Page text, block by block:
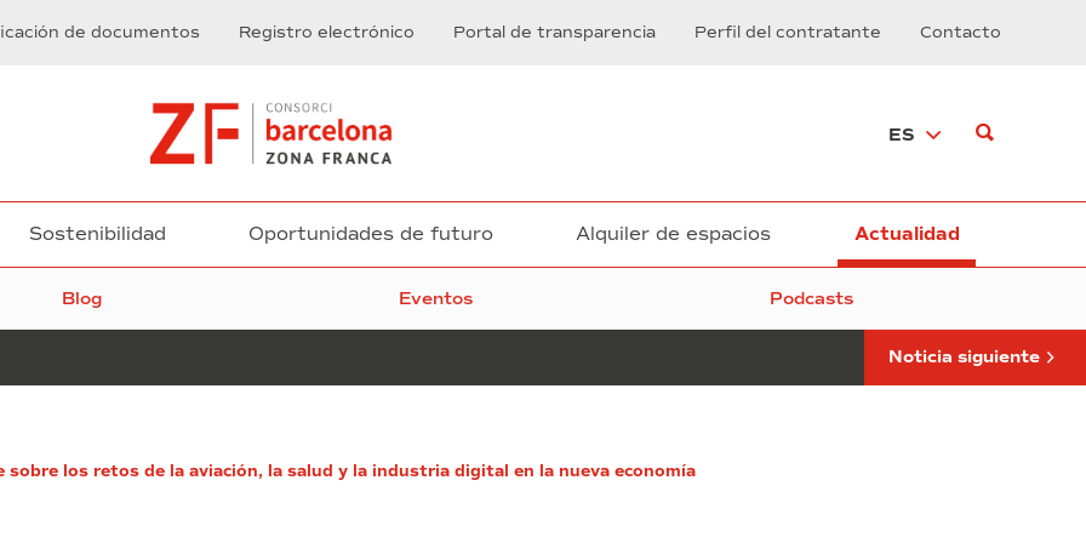
de documentos Registro electrónico Portal de transparencia Perfil del contratante Contacto
ES
Sostenibilidad Oportunidades de futuro Alquiler de espacios Actualidad
Blog Eventos Podcasts
2025
más
la
nueva
Noticia siguiente
sobre los retos de la aviación, la salud y la industria digital en la nueva economía
2025